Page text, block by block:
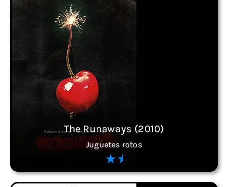
The Runaways (2010)
Juguetes rotos